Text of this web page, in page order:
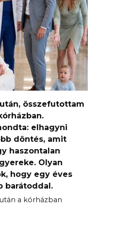
összefutottam
elhagyni
döntés, amit
haszontalan
Olyan
hogy egy éves
barátoddal.
a kórházban